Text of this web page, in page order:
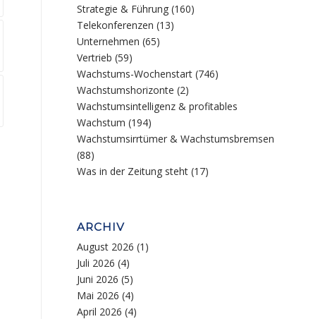
Strategie & Führung (160)
Telekonferenzen (13)
Unternehmen (65)
Vertrieb (59)
Wachstums-Wochenstart (746)
Wachstumshorizonte (2)
Wachstumsintelligenz & profitables
Wachstum (194)
Wachstumsirrtümer & Wachstumsbremsen
(88)
Was in der Zeitung steht (17)
ARCHIV
August 2026 (1)
Juli 2026 (4)
Juni 2026 (5)
Mai 2026 (4)
April 2026 (4)